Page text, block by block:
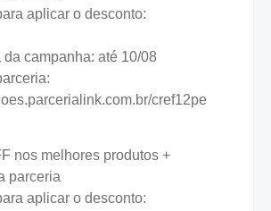
aplicar o desconto:
campanha: até 10/08
cref12pe
nos melhores produtos +
parceria
aplicar o desconto: